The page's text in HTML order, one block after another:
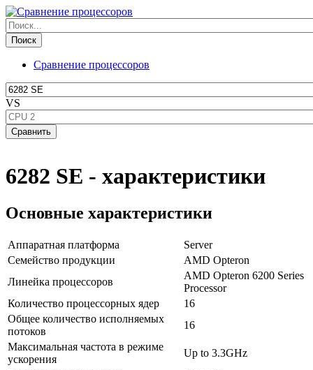
Сравнение процессоров
VS
6282 SE - характеристики
Основные характеристики
Аппаратная платформа
Server
Семейство продукции
AMD Opteron
Линейка процессоров
AMD Opteron 6200 Series
Processor
Количество процессорных ядер
16
Общее количество исполняемых
потоков
16
Максимальная частота в режиме
ускорения
Up to 3.3GHz